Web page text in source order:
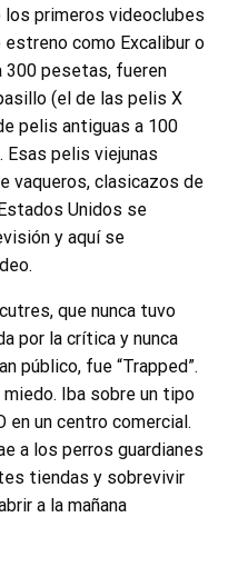
los primeros videoclubes
como Excalibur o
300 pesetas, fueren
(el de las pelis X
pelis antiguas a 100
pelis viejunas
vaqueros, clasicazos de
Unidos se
y aquí se
que nunca tuvo
por la crítica y nunca
público, fue “Trapped”.
miedo. Iba sobre un tipo
en un centro comercial.
a los perros guardianes
tiendas y sobrevivir
a la mañana